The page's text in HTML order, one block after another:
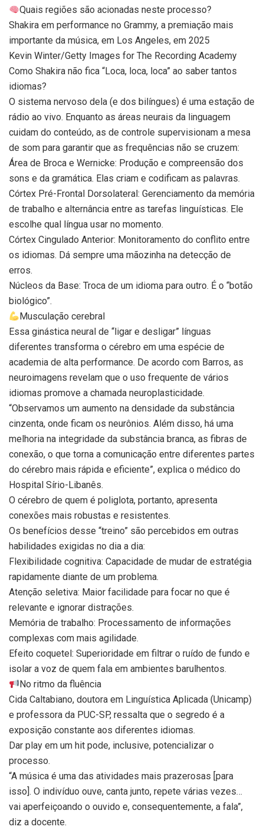
Quais regiões são acionadas neste processo?
Shakira em performance no Grammy, a premiação mais
importante da música, em Los Angeles, em 2025
Kevin Winter/Getty Images for The Recording Academy
Como Shakira não fica “Loca, loca, loca” ao saber tantos
idiomas?
O sistema nervoso dela (e dos bilíngues) é uma estação de
rádio ao vivo. Enquanto as áreas neurais da linguagem
cuidam do conteúdo, as de controle supervisionam a mesa
de som para garantir que as frequências não se cruzem:
Área de Broca e Wernicke: Produção e compreensão dos
sons e da gramática. Elas criam e codificam as palavras.
Córtex Pré-Frontal Dorsolateral: Gerenciamento da memória
de trabalho e alternância entre as tarefas linguísticas. Ele
escolhe qual língua usar no momento.
Córtex Cingulado Anterior: Monitoramento do conflito entre
os idiomas. Dá sempre uma mãozinha na detecção de
erros.
Núcleos da Base: Troca de um idioma para outro. É o “botão
biológico”.
Musculação cerebral
Essa ginástica neural de “ligar e desligar” línguas
diferentes transforma o cérebro em uma espécie de
academia de alta performance. De acordo com Barros, as
neuroimagens revelam que o uso frequente de vários
idiomas promove a chamada neuroplasticidade.
“Observamos um aumento na densidade da substância
cinzenta, onde ficam os neurônios. Além disso, há uma
melhoria na integridade da substância branca, as fibras de
conexão, o que torna a comunicação entre diferentes partes
do cérebro mais rápida e eficiente”, explica o médico do
Hospital Sírio-Libanês.
O cérebro de quem é poliglota, portanto, apresenta
conexões mais robustas e resistentes.
Os benefícios desse “treino” são percebidos em outras
habilidades exigidas no dia a dia:
Flexibilidade cognitiva: Capacidade de mudar de estratégia
rapidamente diante de um problema.
Atenção seletiva: Maior facilidade para focar no que é
relevante e ignorar distrações.
Memória de trabalho: Processamento de informações
complexas com mais agilidade.
Efeito coquetel: Superioridade em filtrar o ruído de fundo e
isolar a voz de quem fala em ambientes barulhentos.
No ritmo da fluência
Cida Caltabiano, doutora em Linguística Aplicada (Unicamp)
e professora da PUC-SP, ressalta que o segredo é a
exposição constante aos diferentes idiomas.
Dar play em um hit pode, inclusive, potencializar o
processo.
“A música é uma das atividades mais prazerosas [para
isso]. O indivíduo ouve, canta junto, repete várias vezes…
vai aperfeiçoando o ouvido e, consequentemente, a fala”,
diz a docente.